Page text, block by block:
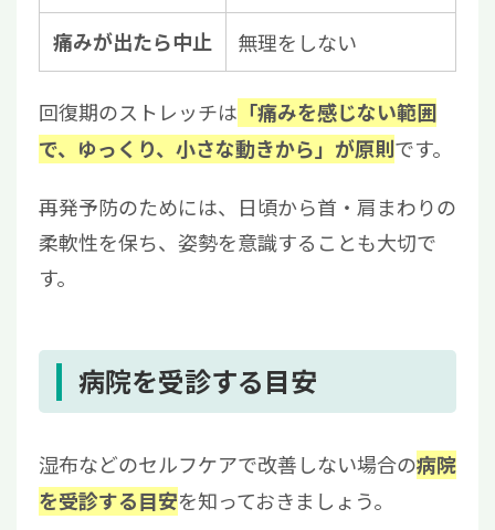
痛みが出たら中止 無理をしない
回復期のストレッチは 「痛みを感じない範囲
で、ゆっくり、小さな動きから」が原則です。
再発予防のためには、日頃から首・肩まわりの
柔軟性を保ち、姿勢を意識することも大切で
す。
病院を受診する目安
湿布などのセルフケアで改善しない場合の病院
を受診する目安を知っておきましょう。